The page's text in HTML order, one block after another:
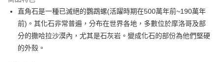
Apple Pay
街口支付
悠遊付
直角石是一種已滅絕的鸚鵡螺(活躍時期在500萬年前~190萬年
前)。其化石非常普遍，分布在世界各地，多數位於摩洛哥及部
分的撒哈拉沙漠內，尤其是石灰岩。變成化石的部份為他們堅硬
的外殼。